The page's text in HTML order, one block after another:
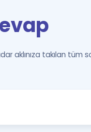
YDS ve YÖKDİL
Tüm ÖSYM
aklınıza takılan tüm